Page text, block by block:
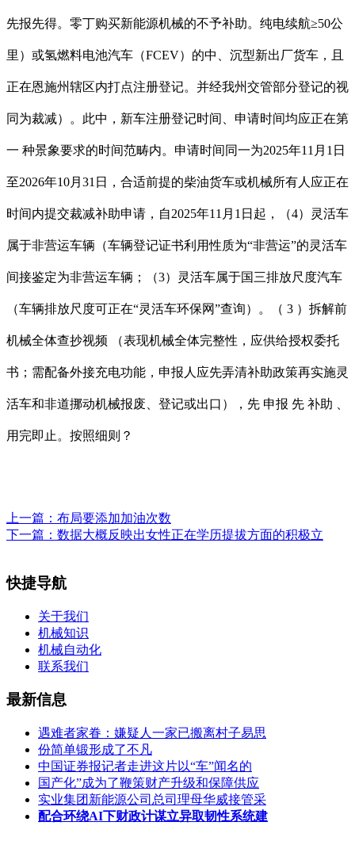
先报先得。零丁购买新能源机械的不予补助。纯电续航≥50公
里）或氢燃料电池汽车（FCEV）的中、沉型新出厂货车，且
正在恩施州辖区内打点注册登记。并经我州交管部分登记的视
同为裁减）。此中，新车注册登记时间、申请时间均应正在第
一 种景象要求的时间范畴内。申请时间同一为2025年11月1日
至2026年10月31日，合适前提的柴油货车或机械所有人应正在
时间内提交裁减补助申请，自2025年11月1日起，（4）灵活车
属于非营运车辆（车辆登记证书利用性质为“非营运”的灵活车
间接鉴定为非营运车辆；（3）灵活车属于国三排放尺度汽车
（车辆排放尺度可正在“灵活车环保网”查询）。（ 3 ）拆解前
机械全体查抄视频 （表现机械全体完整性，应供给授权委托
书；需配备外接充电功能，申报人应先弄清补助政策再实施灵
活车和非道挪动机械报废、登记或出口），先 申报 先 补助 、
用完即止。按照细则？
上一篇： 布局要添加加油次数
下一篇： 数据大概反映出女性正在学历提拔方面的积极立
快捷导航
关于我们
机械知识
机械自动化
联系我们
最新信息
遇难者家眷：嫌疑人一家已搬离村子易思
份简单锻形成了不凡
中国证券报记者走进这片以“车”闻名的
国产化”成为了鞭策财产升级和保障供应
实业集团新能源公司总司理母华威接管采
配合环绕AI下财政计谋立异取韧性系统建